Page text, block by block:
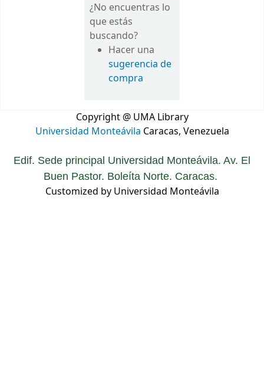
¿No encuentras lo
que estás
buscando?
Hacer una
sugerencia de
compra
Copyright @ UMA Library
Universidad Monteávila Caracas, Venezuela
Edif. Sede principal Universidad Monteávila. Av. El
Buen Pastor. Boleíta Norte. Caracas.
Customized by Universidad Monteávila